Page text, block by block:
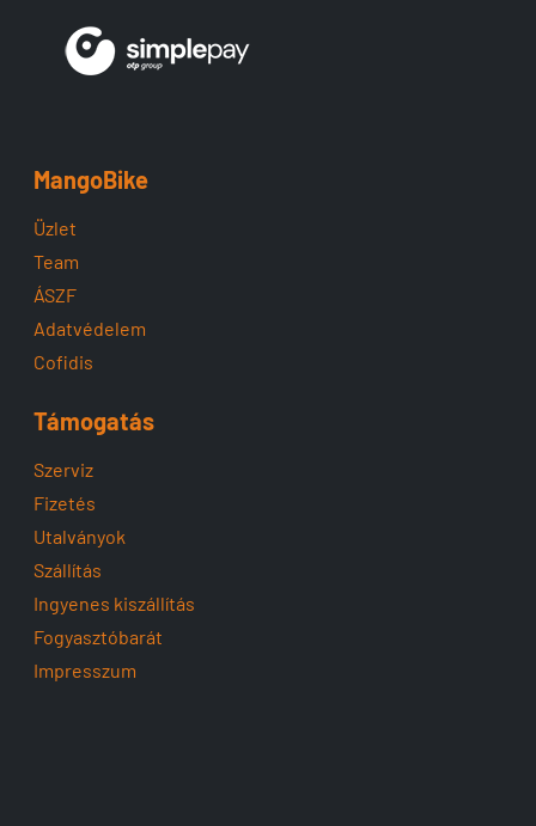
MangoBike
Üzlet
Team
ÁSZF
Adatvédelem
Cofidis
Támogatás
Szerviz
Fizetés
Utalványok
Szállítás
Ingyenes kiszállítás
Fogyasztóbarát
Impresszum